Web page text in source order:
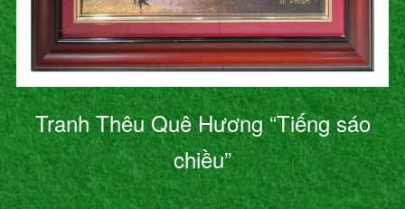
Tranh Thêu Quê Hương “Tiếng sáo
chiều”